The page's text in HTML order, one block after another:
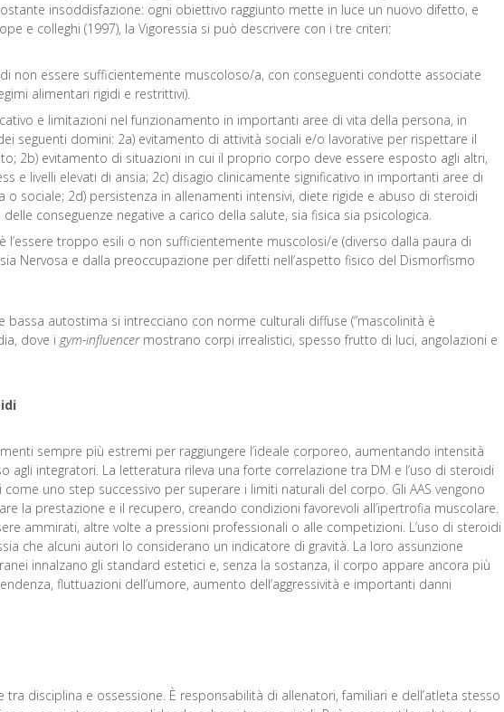
insoddisfazione: ogni obiettivo raggiunto mette in luce un nuovo difetto, e
e colleghi (1997), la Vigoressia si può descrivere con i tre criteri:
non essere sufficientemente muscoloso/a, con conseguenti condotte associate
alimentari rigidi e restrittivi).
e limitazioni nel funzionamento in importanti aree di vita della persona, in
seguenti domini: 2a) evitamento di attività sociali e/o lavorative per rispettare il
2b) evitamento di situazioni in cui il proprio corpo deve essere esposto agli altri,
e livelli elevati di ansia; 2c) disagio clinicamente significativo in importanti aree di
o sociale; 2d) persistenza in allenamenti intensivi, diete rigide e abuso di steroidi
conseguenze negative a carico della salute, sia fisica sia psicologica.
l’essere troppo esili o non sufficientemente muscolosi/e (diverso dalla paura di
Nervosa e dalla preoccupazione per difetti nell’aspetto fisico del Dismorfismo
autostima si intrecciano con norme culturali diffuse (“mascolinità è
dove i gym-influencermostrano corpi irrealistici, spesso frutto di luci, angolazioni e
sempre più estremi per raggiungere l’ideale corporeo, aumentando intensità
agli integratori. La letteratura rileva una forte correlazione tra DM e l’uso di steroidi
uno step successivo per superare i limiti naturali del corpo. Gli AAS vengono
la prestazione e il recupero, creando condizioni favorevoli all’ipertrofia muscolare.
ammirati, altre volte a pressioni professionali o alle competizioni. L’uso di steroidi
che alcuni autori lo considerano un indicatore di gravità. La loro assunzione
innalzano gli standard estetici e, senza la sostanza, il corpo appare ancora più
fluttuazioni dell’umore, aumento dell’aggressività e importanti danni
disciplina e ossessione. È responsabilità di allenatori, familiari e dell’atleta stesso